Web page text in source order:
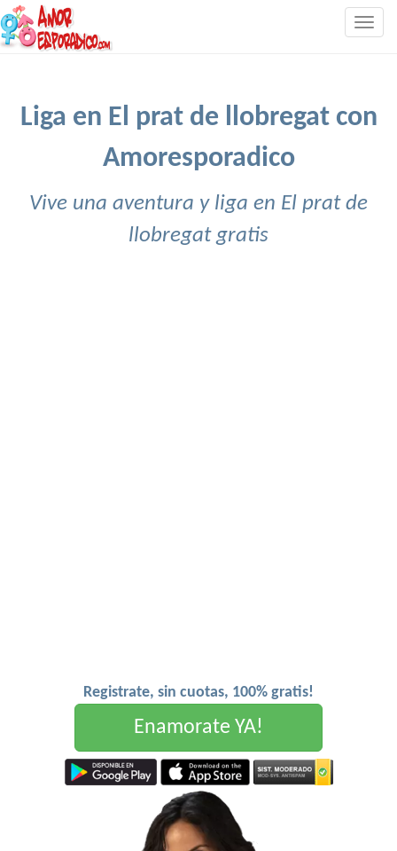
Liga en El prat de llobregat con
Amoresporadico
Vive una aventura y liga en El prat de
llobregat gratis
Registrate, sin cuotas, 100% gratis!
Enamorate YA!